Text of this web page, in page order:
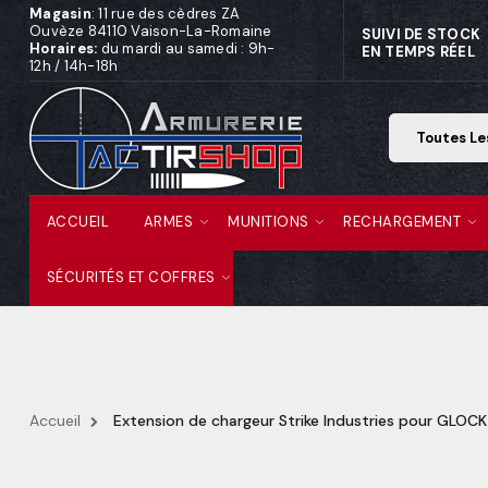
Magasin: 11 rue des cèdres ZA
Ouvèze 84110 Vaison-La-Romaine
Horaires: du mardi au samedi : 9h-
12h / 14h-18h
SUIVI DE STOCK
EN TEMPS RÉEL
ACCUEIL ARMES MUNITIONS RECHARGEMENT
SÉCURITÉS ET COFFRES
Accueil Extension de chargeur Strike Industries pour